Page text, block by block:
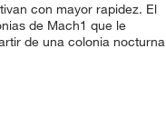
con mayor rapidez. El
de Mach1 que le
de una colonia nocturna